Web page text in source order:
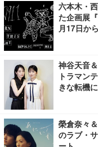
六本木・
た企画展
月17日か
神谷天音
トラマン
きな転機
榮倉奈々
のラブ・